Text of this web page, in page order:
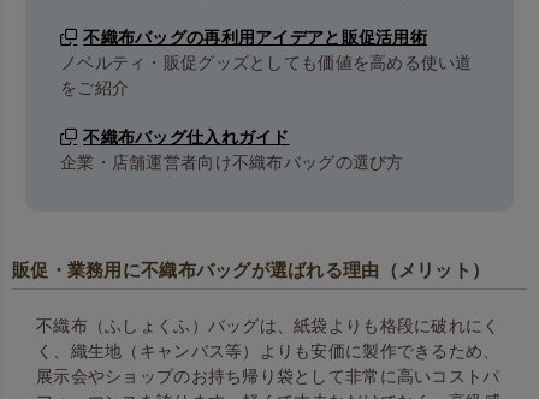
不織布バッグの再利用アイデアと販促活用術
ノベルティ・販促グッズとしても価値を高める使い道
をご紹介
不織布バッグ仕入れガイド
企業・店舗運営者向け不織布バッグの選び方
販促・業務用に不織布バッグが選ばれる理由（メリット）
不織布（ふしょくふ）バッグは、紙袋よりも格段に破れにく
く、織生地（キャンバス等）よりも安価に製作できるため、
展示会やショップのお持ち帰り袋として非常に高いコストパ